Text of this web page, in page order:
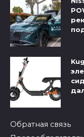
Обратная связь